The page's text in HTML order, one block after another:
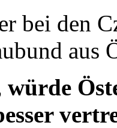
bei den
aus
würde